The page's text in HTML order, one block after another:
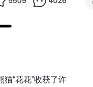
猫“花花”收获了许